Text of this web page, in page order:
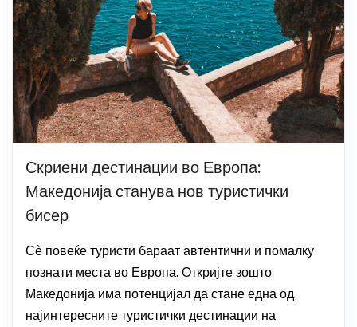
Скриени дестинации во Европа:
Македонија станува нов туристички
бисер
Сѐ повеќе туристи бараат автентични и помалку
познати места во Европа. Откријте зошто
Македонија има потенцијал да стане една од
најинтересните туристички дестинации на